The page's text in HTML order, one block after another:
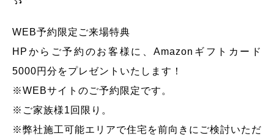
WEB予約限定ご来場特典
HPからご予約のお客様に、Amazonギフトカード
5000円分をプレゼントいたします！
※WEBサイトのご予約限定です。
※ご家族様1回限り。
※弊社施工可能エリアで住宅を前向きにご検討いただ